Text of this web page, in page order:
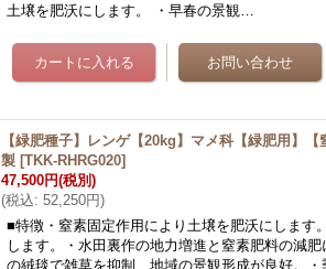
土壌を肥沃にします。 ・早春の景観…
【緑肥種子】レンゲ【20kg】マメ科【緑肥用】
製 [TKK-RHRG020]
47,500円(税別)
(税込: 52,250円)
■特徴・窒素固定作用により土壌を肥沃にします
します。・水田裏作の地力増進と窒素肥料の減
の絨毯で雑草を抑制、地域の景観形成が良好。